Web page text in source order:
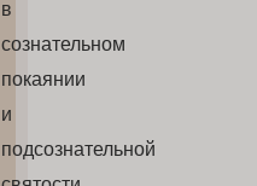
в
сознательном
покаянии
и
подсознательной